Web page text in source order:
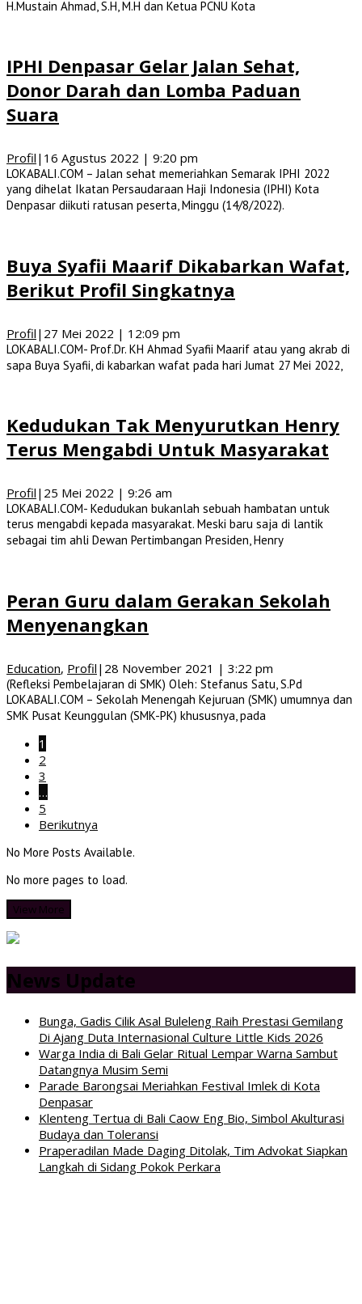
H.Mustain Ahmad, S.H, M.H dan Ketua PCNU Kota
IPHI Denpasar Gelar Jalan Sehat,
Donor Darah dan Lomba Paduan
Suara
Profil | 16 Agustus 2022 | 9:20 pm
LOKABALI.COM – Jalan sehat memeriahkan Semarak IPHI 2022
yang dihelat Ikatan Persaudaraan Haji Indonesia (IPHI) Kota
Denpasar diikuti ratusan peserta, Minggu (14/8/2022).
Buya Syafii Maarif Dikabarkan Wafat,
Berikut Profil Singkatnya
Profil | 27 Mei 2022 | 12:09 pm
LOKABALI.COM- Prof.Dr. KH Ahmad Syafii Maarif atau yang akrab di
sapa Buya Syafii, di kabarkan wafat pada hari Jumat 27 Mei 2022,
Kedudukan Tak Menyurutkan Henry
Terus Mengabdi Untuk Masyarakat
Profil | 25 Mei 2022 | 9:26 am
LOKABALI.COM- Kedudukan bukanlah sebuah hambatan untuk
terus mengabdi kepada masyarakat. Meski baru saja di lantik
sebagai tim ahli Dewan Pertimbangan Presiden, Henry
Peran Guru dalam Gerakan Sekolah
Menyenangkan
Education, Profil | 28 November 2021 | 3:22 pm
(Refleksi Pembelajaran di SMK) Oleh: Stefanus Satu, S.Pd
LOKABALI.COM – Sekolah Menengah Kejuruan (SMK) umumnya dan
SMK Pusat Keunggulan (SMK-PK) khususnya, pada
1
2
3
…
5
Berikutnya
No More Posts Available.
No more pages to load.
View More
News Update
Bunga, Gadis Cilik Asal Buleleng Raih Prestasi Gemilang
Di Ajang Duta Internasional Culture Little Kids 2026
Warga India di Bali Gelar Ritual Lempar Warna Sambut
Datangnya Musim Semi
Parade Barongsai Meriahkan Festival Imlek di Kota
Denpasar
Klenteng Tertua di Bali Caow Eng Bio, Simbol Akulturasi
Budaya dan Toleransi
Praperadilan Made Daging Ditolak, Tim Advokat Siapkan
Langkah di Sidang Pokok Perkara